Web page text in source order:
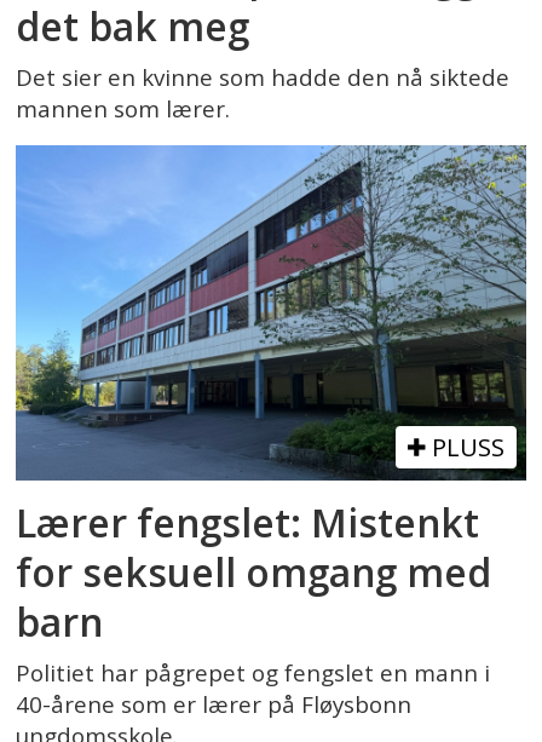
det bak meg
Det sier en kvinne som hadde den nå siktede
mannen som lærer.
PLUSS
Lærer fengslet: Mistenkt
for seksuell omgang med
barn
Politiet har pågrepet og fengslet en mann i
40-årene som er lærer på Fløysbonn